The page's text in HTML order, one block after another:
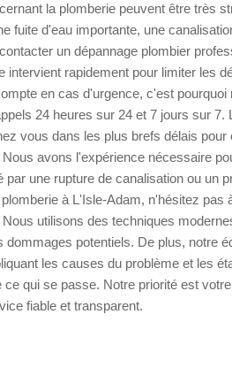
la plomberie peuvent être très
fuite d'eau importante, une
un dépannage plombier
intervient rapidement pour limiter les
en cas d'urgence, c'est
24 heures sur 24 et 7 jours sur
vous dans les plus brefs délais
avons l'expérience nécessaire
par une rupture de canalisation ou un
à L'Isle-Adam, n'hésitez pas
utilisons des techniques
potentiels. De plus, notre
les causes du problème et les
qui se passe. Notre priorité est
fiable et transparent.